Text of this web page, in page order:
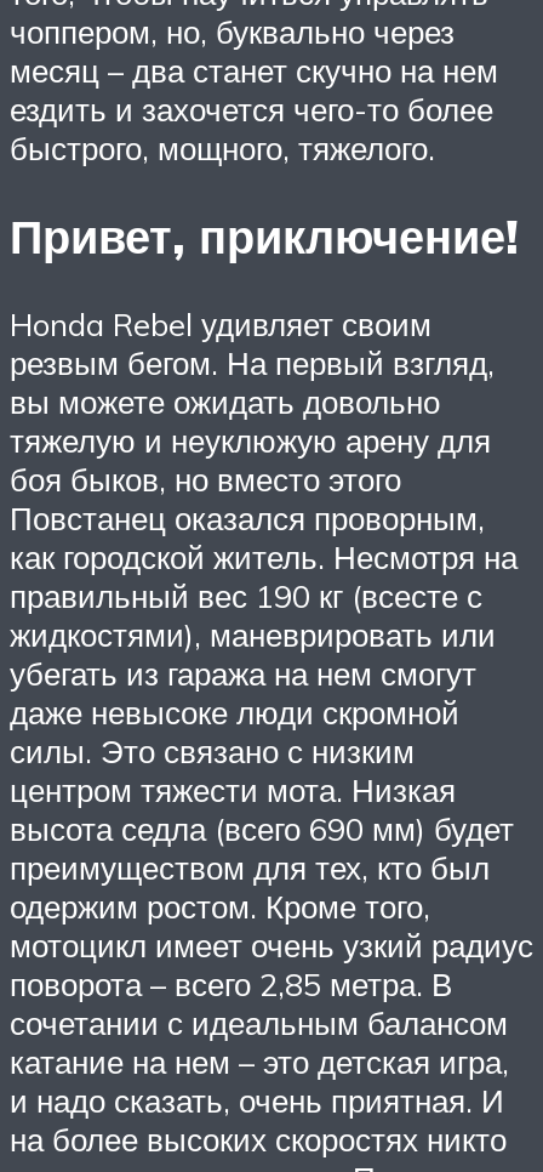
чоппером, но, буквально через
месяц – два станет скучно на нем
ездить и захочется чего-то более
быстрого, мощного, тяжелого.
Привет, приключение!
Honda Rebel удивляет своим
резвым бегом. На первый взгляд,
вы можете ожидать довольно
тяжелую и неуклюжую арену для
боя быков, но вместо этого
Повстанец оказался проворным,
как городской житель. Несмотря на
правильный вес 190 кг (всесте с
жидкостями), маневрировать или
убегать из гаража на нем смогут
даже невысоке люди скромной
силы. Это связано с низким
центром тяжести мота. Низкая
высота седла (всего 690 мм) будет
преимуществом для тех, кто был
одержим ростом. Кроме того,
мотоцикл имеет очень узкий радиус
поворота – всего 2,85 метра. В
сочетании с идеальным балансом
катание на нем – это детская игра,
и надо сказать, очень приятная. И
на более высоких скоростях никто